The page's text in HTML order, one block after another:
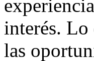
interés. Lo
las